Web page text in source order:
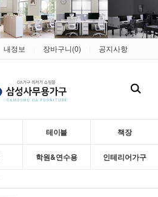
내정보 장바구니(0) 공지사항
테이블 책장
학원&연수용
인테리어가구